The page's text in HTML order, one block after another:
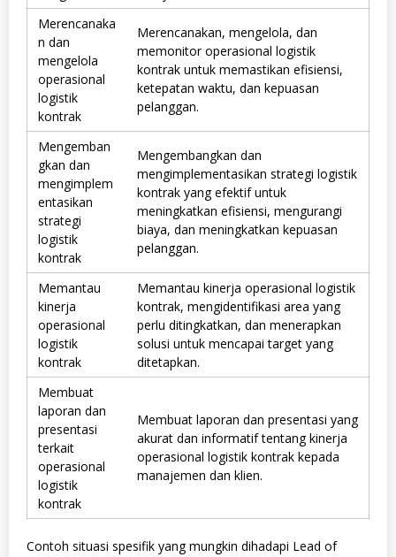
Merencanaka
n dan
mengelola
operasional
logistik
kontrak
Merencanakan, mengelola, dan
memonitor operasional logistik
kontrak untuk memastikan efisiensi,
ketepatan waktu, dan kepuasan
pelanggan.
Mengemban
gkan dan
mengimplem
entasikan
strategi
logistik
kontrak
Mengembangkan dan
mengimplementasikan strategi logistik
kontrak yang efektif untuk
meningkatkan efisiensi, mengurangi
biaya, dan meningkatkan kepuasan
pelanggan.
Memantau
kinerja
operasional
logistik
kontrak
Memantau kinerja operasional logistik
kontrak, mengidentifikasi area yang
perlu ditingkatkan, dan menerapkan
solusi untuk mencapai target yang
ditetapkan.
Membuat
laporan dan
presentasi
terkait
operasional
logistik
kontrak
Membuat laporan dan presentasi yang
akurat dan informatif tentang kinerja
operasional logistik kontrak kepada
manajemen dan klien.
Contoh situasi spesifik yang mungkin dihadapi Lead of